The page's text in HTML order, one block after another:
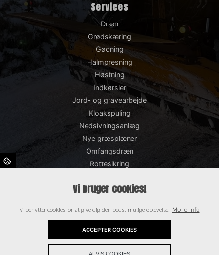
Services
Dræn
Grødskæring
Gødning
Halmpresning
Høstning
Indkørsler
Jord- og gravearbejde
Kloakspuling
Nedsivningsanlæg
Nye græsplæner
Omfangsdræn
Rottesikring
Støttemure
TV-inspektion
Terrasser
Copyright © 2026 - Bisgaards Entreprenør og Maskinstation ApS
Vi bruger cookies!
Vi benytter cookies for at give dig den bedst mulige oplevelse. More info
ACCEPTER COOKIES
AFVIS COOKIES